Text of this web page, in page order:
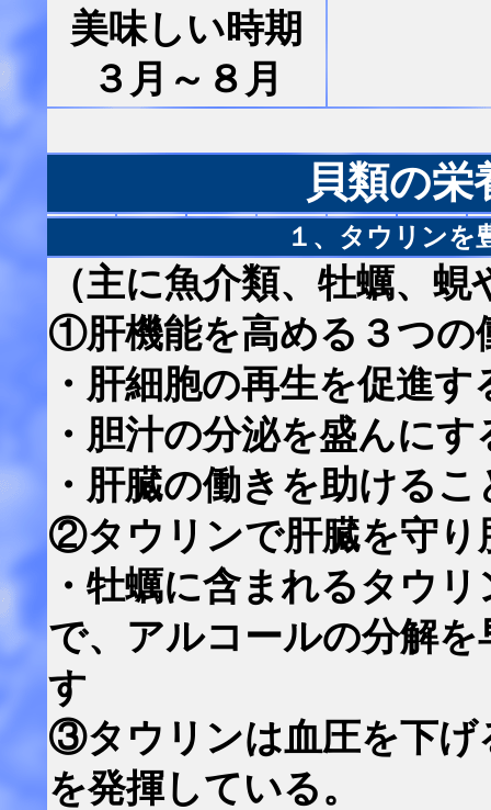
美味しい時期
３月～８月
貝類の栄
１、タウリンを
（主に魚介類、牡蠣、
①肝機能を高める３つの
・肝細胞の再生を促進
・胆汁の分泌を盛んに
・肝臓の働きを助けるこ
②タウリンで肝臓を守り
・牡蠣に含まれるタウ
で、アルコールの分解
す
③タウリンは血圧を下げ
を発揮している。